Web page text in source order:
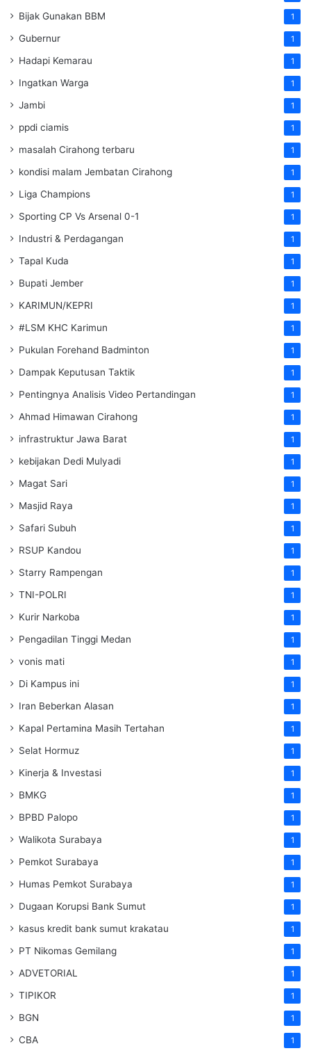
Bijak Gunakan BBM 1
Gubernur 1
Hadapi Kemarau 1
Ingatkan Warga 1
Jambi 1
ppdi ciamis 1
masalah Cirahong terbaru 1
kondisi malam Jembatan Cirahong 1
Liga Champions 1
Sporting CP Vs Arsenal 0-1 1
Industri & Perdagangan 1
Tapal Kuda 1
Bupati Jember 1
KARIMUN/KEPRI 1
#LSM KHC Karimun 1
Pukulan Forehand Badminton 1
Dampak Keputusan Taktik 1
Pentingnya Analisis Video Pertandingan 1
Ahmad Himawan Cirahong 1
infrastruktur Jawa Barat 1
kebijakan Dedi Mulyadi 1
Magat Sari 1
Masjid Raya 1
Safari Subuh 1
RSUP Kandou 1
Starry Rampengan 1
TNI-POLRI 1
Kurir Narkoba 1
Pengadilan Tinggi Medan 1
vonis mati 1
Di Kampus ini 1
Iran Beberkan Alasan 1
Kapal Pertamina Masih Tertahan 1
Selat Hormuz 1
Kinerja & Investasi 1
BMKG 1
BPBD Palopo 1
Walikota Surabaya 1
Pemkot Surabaya 1
Humas Pemkot Surabaya 1
Dugaan Korupsi Bank Sumut 1
kasus kredit bank sumut krakatau 1
PT Nikomas Gemilang 1
ADVETORIAL 1
TIPIKOR 1
BGN 1
CBA 1